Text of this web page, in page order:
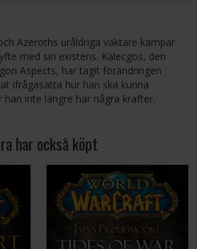
Azeroths uråldriga väktare kämpar
med sin existens. Kalecgos, den
Aspects, har tagit förändringen
ifrågasätta hur han ska kunna
inte längre har några krafter.
har också köpt